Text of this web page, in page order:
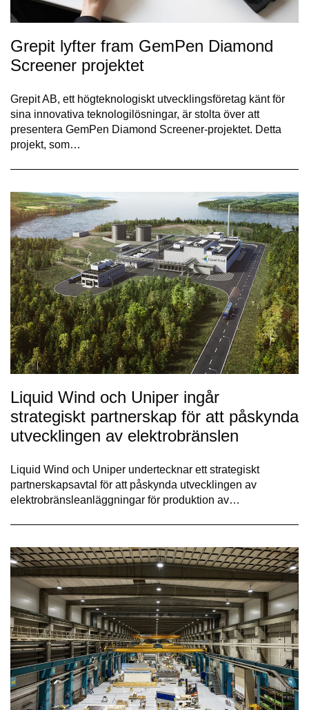
Grepit lyfter fram GemPen Diamond
Screener projektet
Grepit AB, ett högteknologiskt utvecklingsföretag känt för
sina innovativa teknologilösningar, är stolta över att
presentera GemPen Diamond Screener-projektet. Detta
projekt, som…
Liquid Wind och Uniper ingår
strategiskt partnerskap för att påskynda
utvecklingen av elektrobränslen
Liquid Wind och Uniper undertecknar ett strategiskt
partnerskapsavtal för att påskynda utvecklingen av
elektrobränsleanläggningar för produktion av…